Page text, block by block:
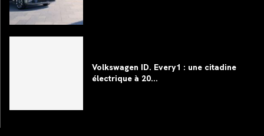
Volkswagen ID. Every1 : une citadine
électrique à 20...